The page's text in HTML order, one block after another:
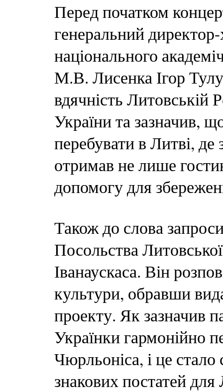
Перед початком
генеральний
національного
М.В. Лисенка Ігор
вдячність Литовській
України та зазначив,
перебувати в Литві,
отримав не лише
допомогу для
Також до слова
Посольства
Іванаускаса. Він
культури, обравши
проекту. Як зазначив
Українки гармонійно
Чюрльоніса, і це
знакових постатей